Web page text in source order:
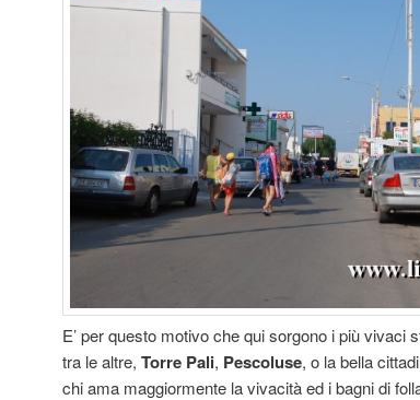
E’ per questo motivo che qui sorgono i più vivaci
tra le altre, Torre Pali, Pescoluse, o la bella
chi ama maggiormente la vivacità ed i bagni di